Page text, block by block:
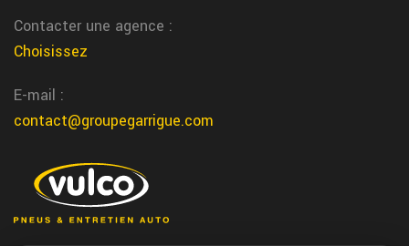
Nous assurons l’entretien et la reparation du freinage voiture a
saint laurent les tours chez garrigue vulco
Nous changeons vos pneus rapidement dans notre centre de
Agen chez garrigue vulco
Bordeaux magasin pneu
Vous trouvez votre magasin specialiste du pneu a Bordeaux
chez garrigue vulco
Contacter une agence :
Choisissez
E-mail :
contact@groupegarrigue.com